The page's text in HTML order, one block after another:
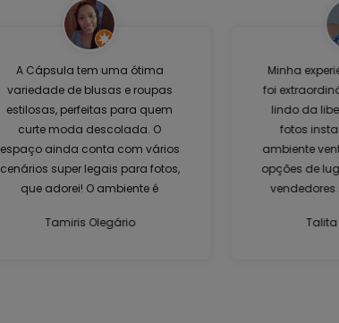
A Cápsula tem uma ótima
variedade de blusas e roupas
estilosas, perfeitas para quem
curte moda descolada. O
espaço ainda conta com vários
cenários super legais para fotos,
que adorei! O ambiente é
oferecendo uma experiência
Tamiris Olegário
Minha
foi
lindo da
fotos
ambiente
opções de
Amei,